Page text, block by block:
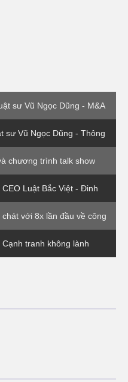
sư Vũ Ngọc Dũng - M&A
sư Vũ Ngọc Dũng - Thông
chương trình talk show
Luật Bắc Việt - Đinh
với 8x lần đầu về công
tranh không lành
nghiệp)